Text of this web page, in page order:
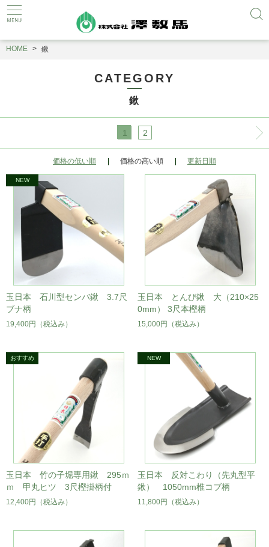
HOME 鍬
CATEGORY
鍬
1 2
価格の低い順 価格の高い順 更新日順
玉日本 石川型センバ鍬 3.7尺
ブナ柄
19,400円 （税込み）
玉日本 とんび鍬 大（210×25
0mm） 3尺本樫柄
15,000円 （税込み）
玉日本 竹の子堀専用鍬 295ｍ
ｍ 甲丸ヒツ 3尺樫掛柄付
12,400円 （税込み）
玉日本 反対こわり（先丸型平
鍬） 1050mm椎コブ柄
11,800円 （税込み）